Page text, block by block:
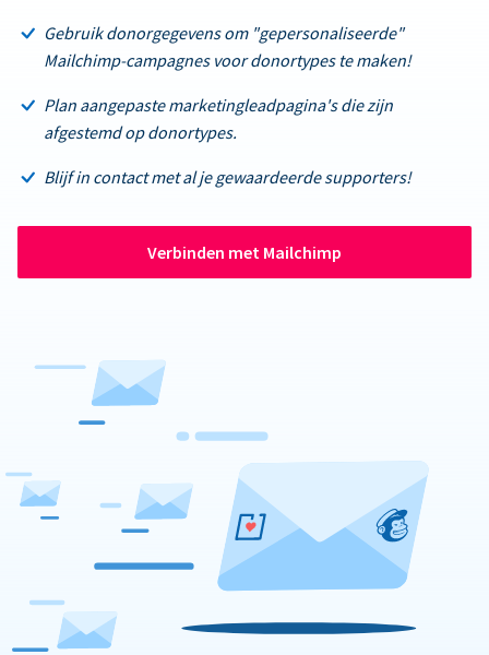
Gebruik donorgegevens om "gepersonaliseerde"
Mailchimp-campagnes voor donortypes te maken!
Plan aangepaste marketingleadpagina's die zijn
afgestemd op donortypes.
Blijf in contact met al je gewaardeerde supporters!
Verbinden met Mailchimp